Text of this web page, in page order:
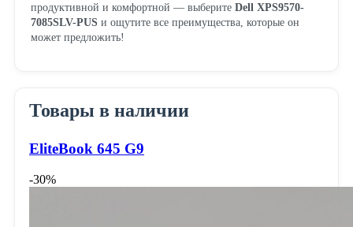
продуктивной и комфортной — выберите Dell XPS9570-
7085SLV-PUSи ощутите все преимущества, которые он
может предложить!
Товары в наличии
EliteBook 645 G9
-30%